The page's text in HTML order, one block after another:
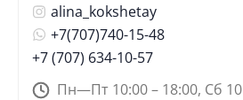
alina_kokshetay
+7(707)740-15-48
+7 (707) 634-10-57
Пн—Пт 10:00 – 18:00, Сб